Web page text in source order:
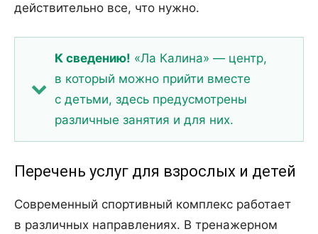
действительно все, что нужно.
К сведению! «Ла Калина» — центр,
в который можно прийти вместе
с детьми, здесь предусмотрены
различные занятия и для них.
Перечень услуг для взрослых и детей
Современный спортивный комплекс работает
в различных направлениях. В тренажерном